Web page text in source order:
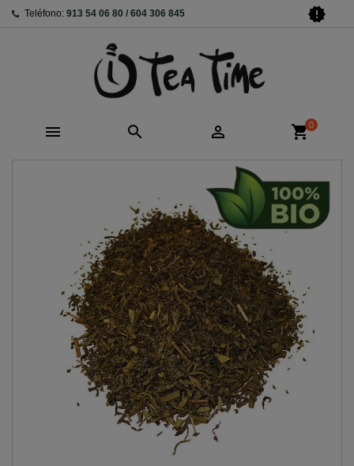
Teléfono: 913 54 06 80 / 604 306 845 new_releases
   shopping_cart0